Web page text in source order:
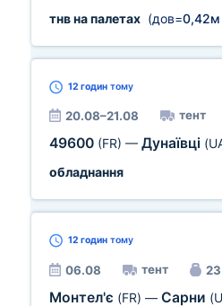
тнв на палетах (дов=0,42м
12 годин тому
20.08–21.08 тент
49600 (FR) — Дунаївці
обладнання
12 годин тому
06.08 тент 23
Монтел'є (FR) — Сарни